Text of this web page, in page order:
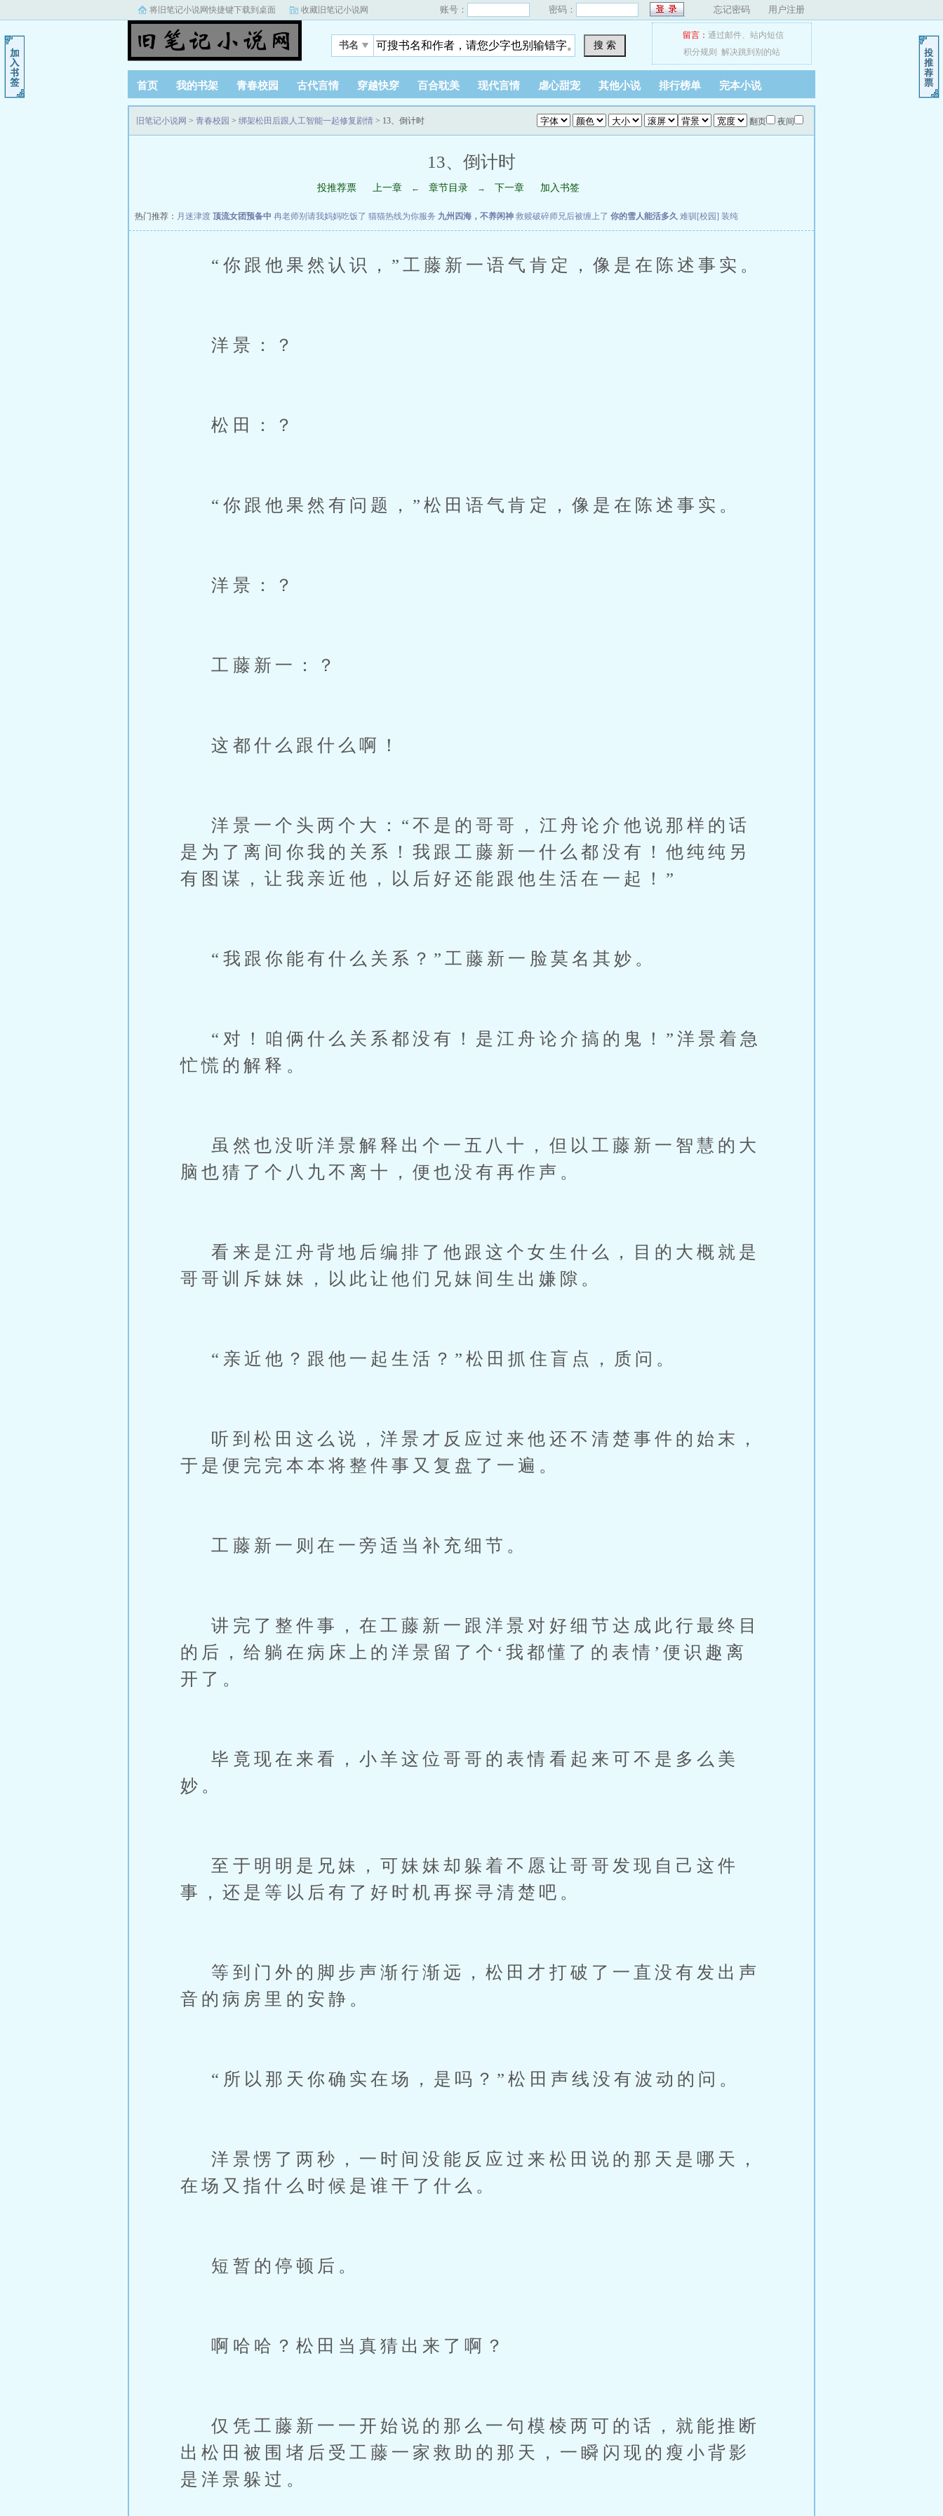
将旧笔记小说网快捷键下载到桌面 收藏旧笔记小说网 账号： 密码： 忘记密码 用户注册
书名 搜 索
留言： 通过邮件、 站内短信
积分规则
解决跳到别的站
首页 我的书架 青春校园 古代言情 穿越快穿 百合耽美 现代言情 虐心甜宠 其他小说 排行榜单 完本小说
阅读记录 翻页 夜间
旧笔记小说网 > 青春校园 > 绑架松田后跟人工智能一起修复剧情 > 13、倒计时
13、倒计时
投推荐票 上一章 ← 章节目录 → 下一章 加入书签
热门推荐： 月迷津渡 顶流女团预备中 冉老师别请我妈妈吃饭了 猫猫热线为你服务 九州四海，不养闲神 救赎破碎师兄后被缠上了 你的雪人能活多久 难驯[校园] 装纯
“你跟他果然认识，”工藤新一语气肯定，像是在陈述事实。
洋景：？
松田：？
“你跟他果然有问题，”松田语气肯定，像是在陈述事实。
洋景：？
工藤新一：？
这都什么跟什么啊！
洋景一个头两个大：“不是的哥哥，江舟论介他说那样的话
是为了离间你我的关系！我跟工藤新一什么都没有！他纯纯另
有图谋，让我亲近他，以后好还能跟他生活在一起！”
“我跟你能有什么关系？”工藤新一脸莫名其妙。
“对！咱俩什么关系都没有！是江舟论介搞的鬼！”洋景着急
忙慌的解释。
虽然也没听洋景解释出个一五八十，但以工藤新一智慧的大
脑也猜了个八九不离十，便也没有再作声。
看来是江舟背地后编排了他跟这个女生什么，目的大概就是
哥哥训斥妹妹，以此让他们兄妹间生出嫌隙。
“亲近他？跟他一起生活？”松田抓住盲点，质问。
听到松田这么说，洋景才反应过来他还不清楚事件的始末，
于是便完完本本将整件事又复盘了一遍。
工藤新一则在一旁适当补充细节。
讲完了整件事，在工藤新一跟洋景对好细节达成此行最终目
的后，给躺在病床上的洋景留了个‘我都懂了的表情’便识趣离
开了。
毕竟现在来看，小羊这位哥哥的表情看起来可不是多么美
妙。
至于明明是兄妹，可妹妹却躲着不愿让哥哥发现自己这件
事，还是等以后有了好时机再探寻清楚吧。
等到门外的脚步声渐行渐远，松田才打破了一直没有发出声
音的病房里的安静。
“所以那天你确实在场，是吗？”松田声线没有波动的问。
洋景愣了两秒，一时间没能反应过来松田说的那天是哪天，
在场又指什么时候是谁干了什么。
短暂的停顿后。
啊哈哈？松田当真猜出来了啊？
仅凭工藤新一一开始说的那么一句模棱两可的话，就能推断
出松田被围堵后受工藤一家救助的那天，一瞬闪现的瘦小背影
是洋景躲过。